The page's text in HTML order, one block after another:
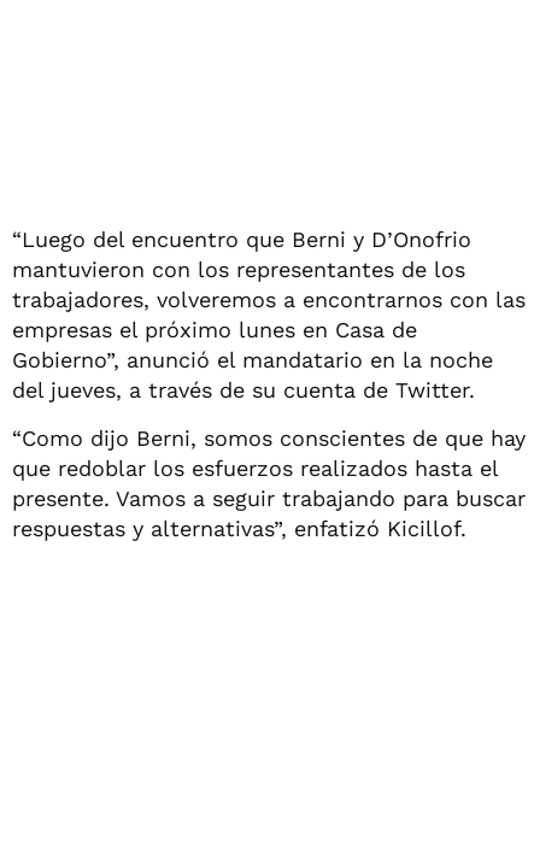
“Luego del encuentro que Berni y D’Onofrio
mantuvieron con los representantes de los
trabajadores, volveremos a encontrarnos con las
empresas el próximo lunes en Casa de
Gobierno”, anunció el mandatario en la noche
del jueves, a través de su cuenta de Twitter.
“Como dijo Berni, somos conscientes de que hay
que redoblar los esfuerzos realizados hasta el
presente. Vamos a seguir trabajando para buscar
respuestas y alternativas”, enfatizó Kicillof.